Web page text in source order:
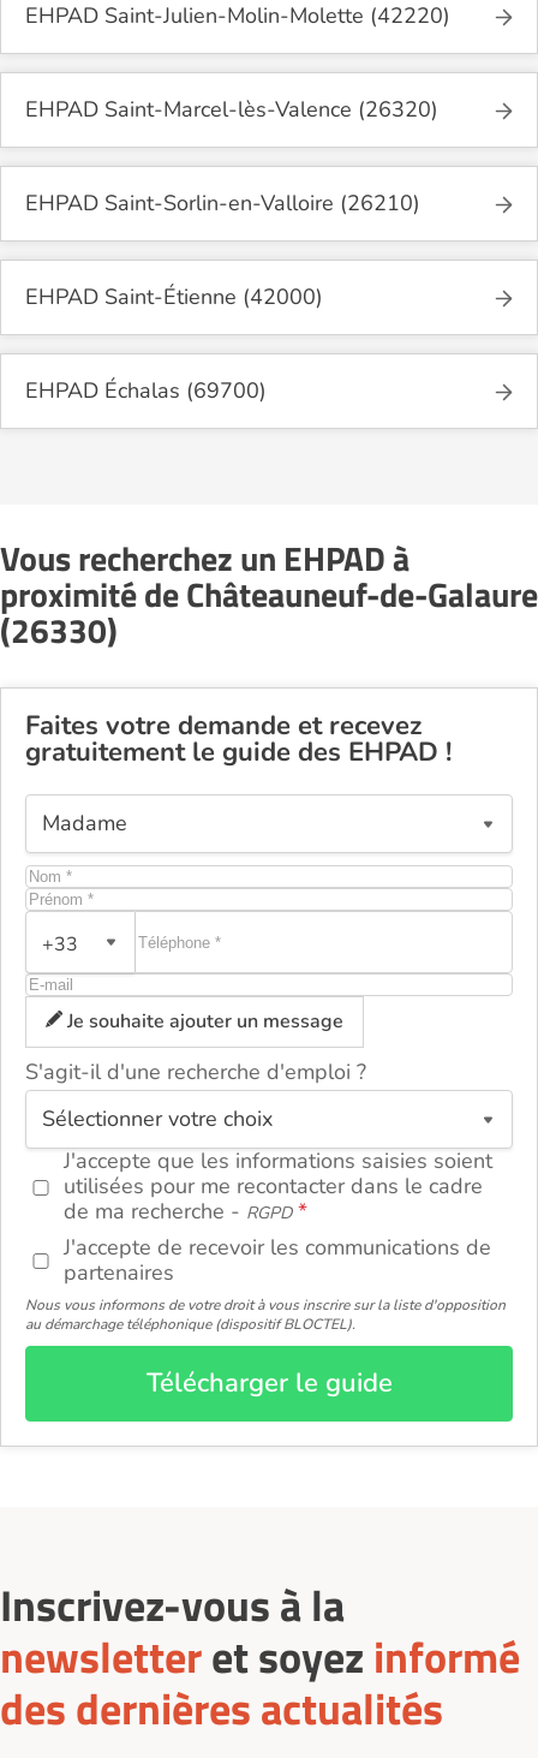
EHPAD Saint-Julien-Molin-Molette (42220)
EHPAD Saint-Marcel-lès-Valence (26320)
EHPAD Saint-Sorlin-en-Valloire (26210)
EHPAD Saint-Étienne (42000)
EHPAD Échalas (69700)
Vous recherchez un EHPAD à
proximité de Châteauneuf-de-Galaure
(26330)
Faites votre demande et recevez
gratuitement le guide des EHPAD !
+33
Je souhaite ajouter un message
S'agit-il d'une recherche d'emploi ?
J'accepte que les informations saisies soient
utilisées pour me recontacter dans le cadre
de ma recherche - RGPD
J'accepte de recevoir les communications de
partenaires
Nous vous informons de votre droit à vous inscrire sur la liste d'opposition
au démarchage téléphonique (dispositif BLOCTEL).
Télécharger le guide
ou
Inscrivez-vous à la
newsletteret soyez informé
des dernières actualités